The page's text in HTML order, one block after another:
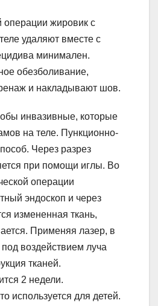
операции жировик с
удаляют вместе с
минимален.
обезболивание,
и накладывают шов.
инвазивные, которые
на теле. Пункционно-
Через разрез
при помощи иглы. Во
операции
эндоскоп и через
измененная ткань,
Применяя лазер, в
воздействием луча
тканей.
2 недели.
используется для детей.